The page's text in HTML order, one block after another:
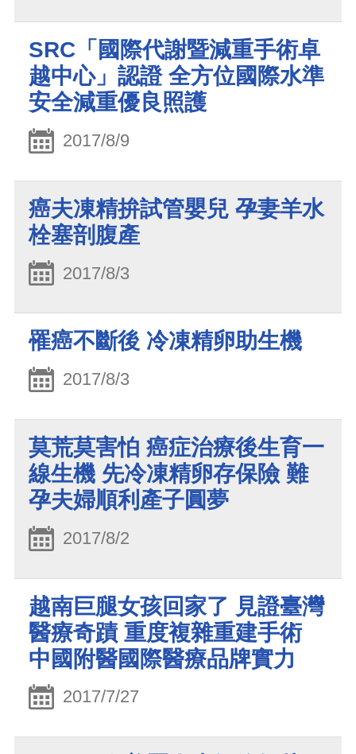
SRC「國際代謝暨減重手術卓
越中心」認證 全方位國際水準
安全減重優良照護
2017/8/9
癌夫凍精拚試管嬰兒 孕妻羊水
栓塞剖腹產
2017/8/3
罹癌不斷後 冷凍精卵助生機
2017/8/3
莫荒莫害怕 癌症治療後生育一
線生機 先冷凍精卵存保險 難
孕夫婦順利產子圓夢
2017/8/2
越南巨腿女孩回家了 見證臺灣
醫療奇蹟 重度複雜重建手術
中國附醫國際醫療品牌實力
2017/7/27